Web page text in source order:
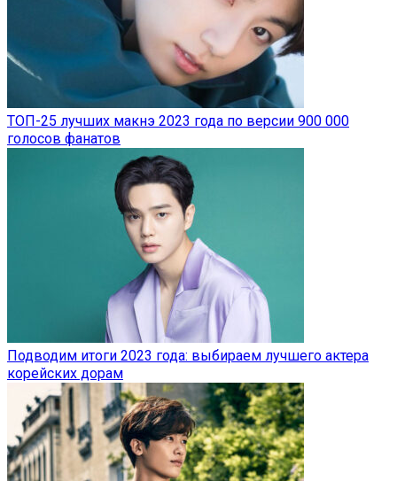
ТОП-25 лучших макнэ 2023 года по версии 900 000
голосов фанатов
Подводим итоги 2023 года: выбираем лучшего актера
корейских дорам